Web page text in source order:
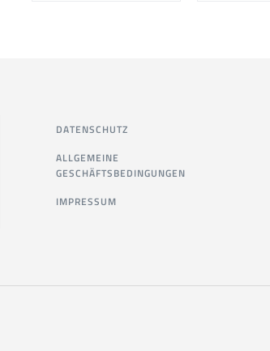
DATENSCHUTZ
ALLGEMEINE
GESCHÄFTSBEDINGUNGEN
IMPRESSUM